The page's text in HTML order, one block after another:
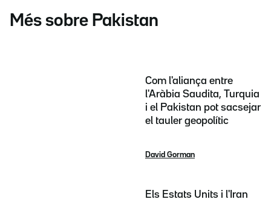
Més sobre Pakistan
Com l'aliança entre
l'Aràbia Saudita, Turquia
i el Pakistan pot sacsejar
el tauler geopolític
David Gorman
Els Estats Units i l'Iran